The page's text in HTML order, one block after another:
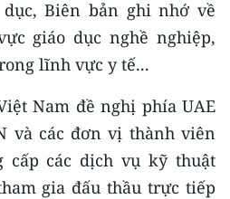
Biên bản ghi nhớ về
giáo dục nghề nghiệp,
lĩnh vực y tế...
Nam đề nghị phía UAE
và các đơn vị thành viên
cấp các dịch vụ kỹ thuật
gia đấu thầu trực tiếp